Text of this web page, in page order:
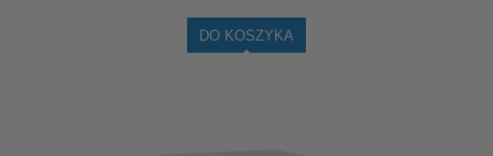
DO KOSZYKA